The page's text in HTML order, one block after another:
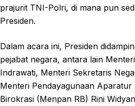
prajurit TNI-Polri, di mana pun
Presiden.
Dalam acara ini, Presiden
pejabat negara, antara lain
Indrawati, Menteri Sekretaris
Menteri Pendayagunaan
Birokrasi (Menpan RB) Rini